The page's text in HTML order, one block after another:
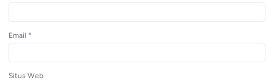
Email *
Situs Web